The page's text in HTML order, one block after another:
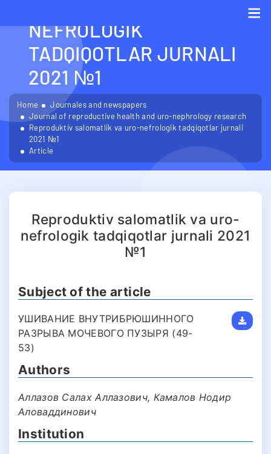
NEFROLOGIK
TADQIQOTLAR JURNALI
2021 №1
Home
Journales and newspapers
Journal of reproductive health and uro-nephrology research
Reproduktiv salomatlik va uro-nefrologik tadqiqotlar jurnali
2021 №1
Article
Reproduktiv salomatlik va uro-
nefrologik tadqiqotlar jurnali 2021
№1
Subject of the article
УШИВАНИЕ ВНУТРИБРЮШИННОГО
РАЗРЫВА МОЧЕВОГО ПУЗЫРЯ (49-
53)
Authors
Аллазов Салах Аллазович, Кaмaлoв Нодир
Аловаддинович
Institution